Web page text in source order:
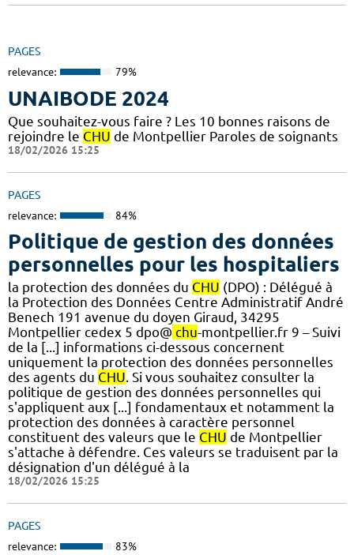
PAGES
relevance: 79%
UNAIBODE 2024
Que souhaitez-vous faire ? Les 10 bonnes raisons de
rejoindre le CHU de Montpellier Paroles de soignants
18/02/2026 15:25
PAGES
relevance: 84%
Politique de gestion des données
personnelles pour les hospitaliers
la protection des données du CHU (DPO) : Délégué à
la Protection des Données Centre Administratif André
Benech 191 avenue du doyen Giraud, 34295
Montpellier cedex 5 dpo@ chu-montpellier.fr 9 – Suivi
de la [...] informations ci-dessous concernent
uniquement la protection des données personnelles
des agents du CHU. Si vous souhaitez consulter la
politique de gestion des données personnelles qui
s'appliquent aux [...] fondamentaux et notamment la
protection des données à caractère personnel
constituent des valeurs que le CHU de Montpellier
s'attache à défendre. Ces valeurs se traduisent par la
désignation d'un délégué à la
18/02/2026 15:25
PAGES
relevance: 83%